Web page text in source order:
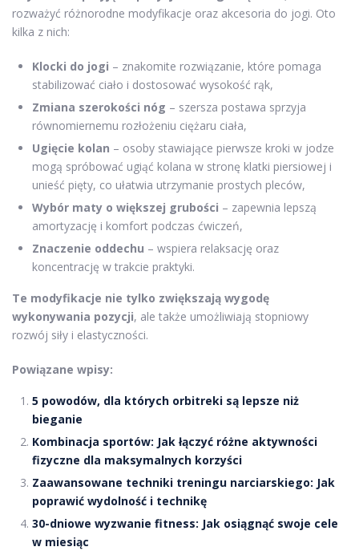
rozważyć różnorodne modyfikacje oraz akcesoria do jogi. Oto
kilka z nich:
Klocki do jogi – znakomite rozwiązanie, które pomaga
stabilizować ciało i dostosować wysokość rąk,
Zmiana szerokości nóg – szersza postawa sprzyja
równomiernemu rozłożeniu ciężaru ciała,
Ugięcie kolan – osoby stawiające pierwsze kroki w jodze
mogą spróbować ugiąć kolana w stronę klatki piersiowej i
unieść pięty, co ułatwia utrzymanie prostych pleców,
Wybór maty o większej grubości – zapewnia lepszą
amortyzację i komfort podczas ćwiczeń,
Znaczenie oddechu – wspiera relaksację oraz
koncentrację w trakcie praktyki.
Te modyfikacje nie tylko zwiększają wygodę
wykonywania pozycji, ale także umożliwiają stopniowy
rozwój siły i elastyczności.
Powiązane wpisy:
5 powodów, dla których orbitreki są lepsze niż
bieganie
Kombinacja sportów: Jak łączyć różne aktywności
fizyczne dla maksymalnych korzyści
Zaawansowane techniki treningu narciarskiego: Jak
poprawić wydolność i technikę
30-dniowe wyzwanie fitness: Jak osiągnąć swoje cele
w miesiąc